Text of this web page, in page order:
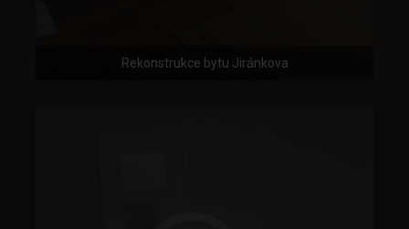
Rekonstrukce bytu Jiránkova